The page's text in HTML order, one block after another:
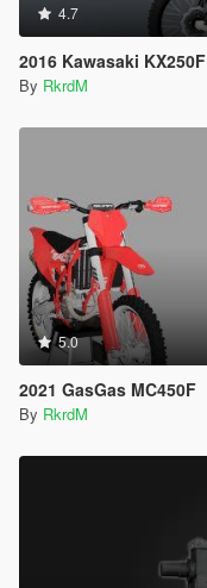
4.7
2016 Kawasaki KX250F
By RkrdM
5.0
2021 GasGas MC450F
By RkrdM